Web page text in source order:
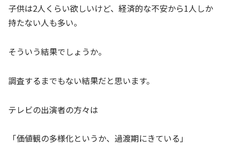
子供は2人くらい欲しいけど、経済的な不安から1人しか
持たない人も多い。
そういう結果でしょうか。
調査するまでもない結果だと思います。
テレビの出演者の方々は
「価値観の多様化というか、過渡期にきている」